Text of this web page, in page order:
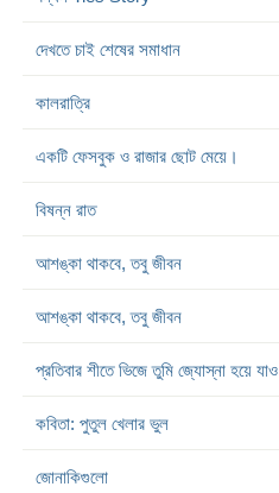
দেখতে চাই শেষের সমাধান
কালরাত্রি
একটি ফেসবুক ও রাজার ছোট মেয়ে।
বিষন্ন রাত
আশঙ্কা থাকবে, তবু জীবন
আশঙ্কা থাকবে, তবু জীবন
প্রতিবার শীতে ভিজে তুমি জ্যোস্না হয়ে যাও
কবিতা: পুতুল খেলার ভুল
জোনাকিগুলো